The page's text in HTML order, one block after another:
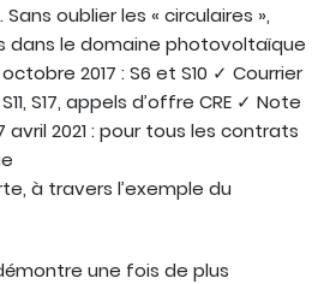
oublier les « circulaires »,
dans le domaine photovoltaïque
2017 : S6 et S10 ✓ Courrier
S17, appels d’offre CRE ✓ Note
avril 2021 : pour tous les contrats
à travers l’exemple du
une fois de plus